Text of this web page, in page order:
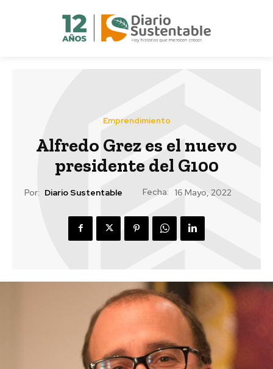
Emprendimiento
Alfredo Grez es el nuevo
presidente del G100
Por: Diario Sustentable Fecha: 16 Mayo, 2022